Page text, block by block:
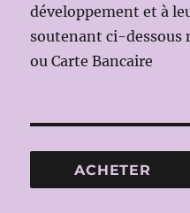
développement et à
soutenant ci-dessous
ou Carte Bancaire